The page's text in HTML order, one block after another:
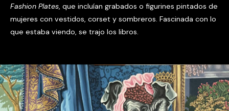
Fashion Plates, que incluían grabados o figurines pintados de
mujeres con vestidos, corset y sombreros. Fascinada con lo
que estaba viendo, se trajo los libros.